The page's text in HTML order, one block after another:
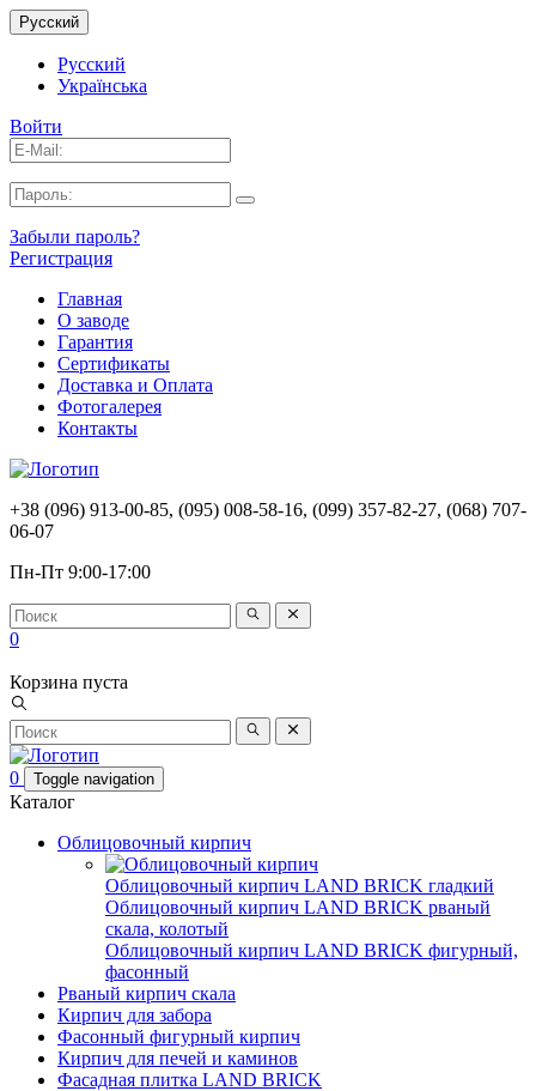
Русский
Русский
Українська
Войти
Забыли пароль?
Регистрация
Главная
О заводе
Гарантия
Сертификаты
Доставка и Оплата
Фотогалерея
Контакты
+38 (096) 913-00-85, (095) 008-58-16, (099) 357-82-27, (068) 707-
06-07
Пн-Пт 9:00-17:00
0
Корзина пуста
0 Toggle navigation
Каталог
Облицовочный кирпич
Облицовочный кирпич LAND BRICK гладкий
Облицовочный кирпич LAND BRICK рваный
скала, колотый
Облицовочный кирпич LAND BRICK фигурный,
фасонный
Рваный кирпич скала
Кирпич для забора
Фасонный фигурный кирпич
Кирпич для печей и каминов
Фасадная плитка LAND BRICK